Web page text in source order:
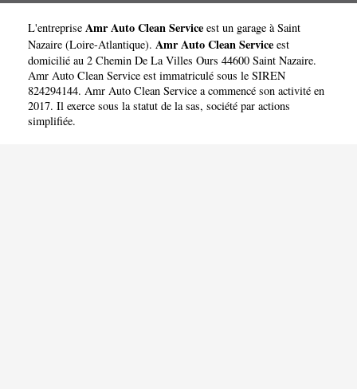
L'entreprise Amr Auto Clean Service est un garage à Saint
Nazaire (Loire-Atlantique). Amr Auto Clean Service est
domicilié au 2 Chemin De La Villes Ours 44600 Saint Nazaire.
Amr Auto Clean Service est immatriculé sous le SIREN
824294144. Amr Auto Clean Service a commencé son activité en
2017. Il exerce sous la statut de la sas, société par actions
simplifiée.